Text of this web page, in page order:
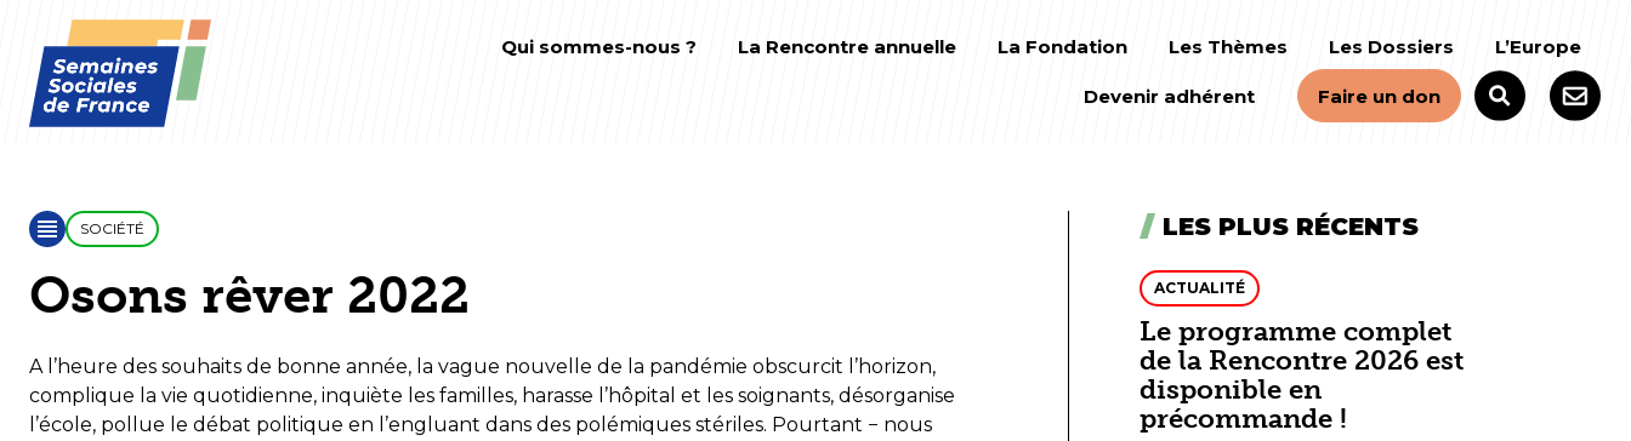
Qui sommes-nous ? La Rencontre annuelle La Fondation Les Thèmes Les Dossiers L’Europe
Devenir adhérent Faire un don
SOCIÉTÉ
Osons rêver 2022
A l’heure des souhaits de bonne année, la vague nouvelle de la pandémie obscurcit l’horizon,
complique la vie quotidienne, inquiète les familles, harasse l’hôpital et les soignants, désorganise
l’école, pollue le débat politique en l’engluant dans des polémiques stériles. Pourtant − nous
LES PLUS RÉCENTS
ACTUALITÉ
Le programme complet
de la Rencontre 2026 est
disponible en
précommande !